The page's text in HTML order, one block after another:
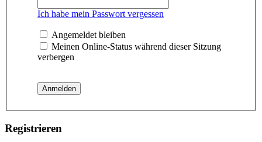
Ich habe mein Passwort vergessen
Angemeldet bleiben
Meinen Online-Status während dieser Sitzung
verbergen
Registrieren